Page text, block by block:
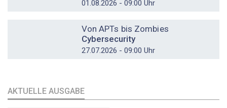
01.08.2026 - 09:00 Uhr
Von APTs bis Zombies
Cybersecurity
27.07.2026 - 09:00 Uhr
AKTUELLE AUSGABE